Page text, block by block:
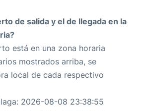
de salida y el de llegada en la
está en una zona horaria
mostrados arriba, se
local de cada respectivo
2026-08-08 23:38:55